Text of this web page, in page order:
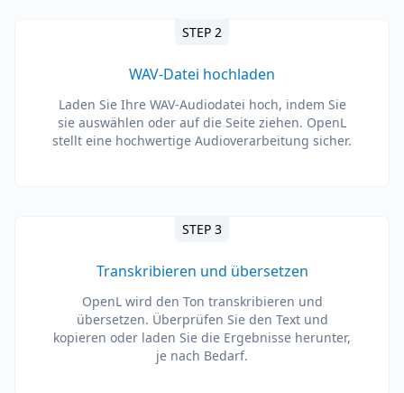
STEP 2
WAV-Datei hochladen
Laden Sie Ihre WAV-Audiodatei hoch, indem Sie
sie auswählen oder auf die Seite ziehen. OpenL
stellt eine hochwertige Audioverarbeitung sicher.
STEP 3
Transkribieren und übersetzen
OpenL wird den Ton transkribieren und
übersetzen. Überprüfen Sie den Text und
kopieren oder laden Sie die Ergebnisse herunter,
je nach Bedarf.